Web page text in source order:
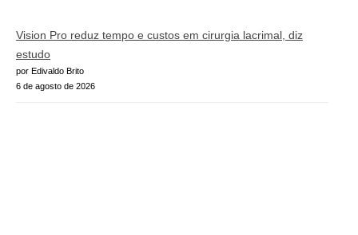
Vision Pro reduz tempo e custos em cirurgia lacrimal, diz
estudo
por Edivaldo Brito
6 de agosto de 2026